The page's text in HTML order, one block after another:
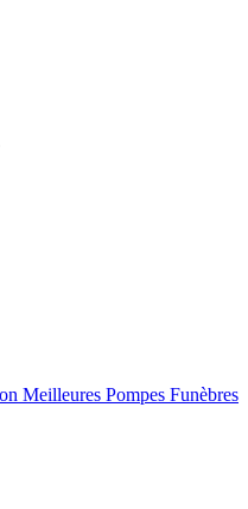
Meilleures Pompes Funèbres